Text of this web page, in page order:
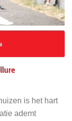
is het hart
ademt